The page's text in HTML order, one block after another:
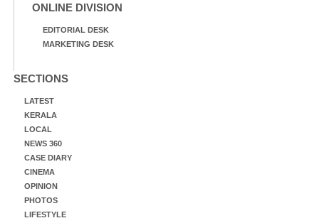
ONLINE DIVISION
EDITORIAL DESK
MARKETING DESK
SECTIONS
LATEST
KERALA
LOCAL
NEWS 360
CASE DIARY
CINEMA
OPINION
PHOTOS
LIFESTYLE